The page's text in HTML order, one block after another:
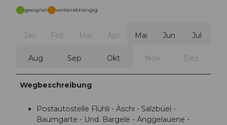
geeignet wetterabhängig
Jan Feb Mär Apr Mai Jun Jul
Aug Sep Okt Nov Dez
Wegbeschreibung
Postautostelle Flühli - Äschi - Salzbüel -
Baumgarte - Und. Bargele - Änggelauene -